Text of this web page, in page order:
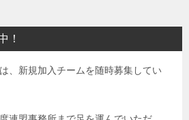
！
、新規加入チームを随時募集してい